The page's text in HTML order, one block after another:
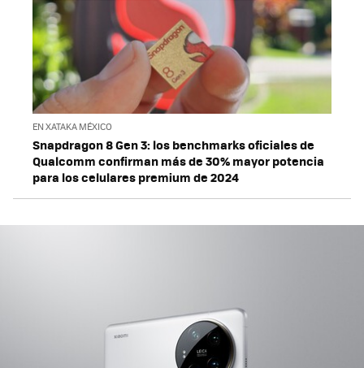
EN XATAKA MÉXICO
Snapdragon 8 Gen 3: los benchmarks oficiales de
Qualcomm confirman más de 30% mayor potencia
para los celulares premium de 2024